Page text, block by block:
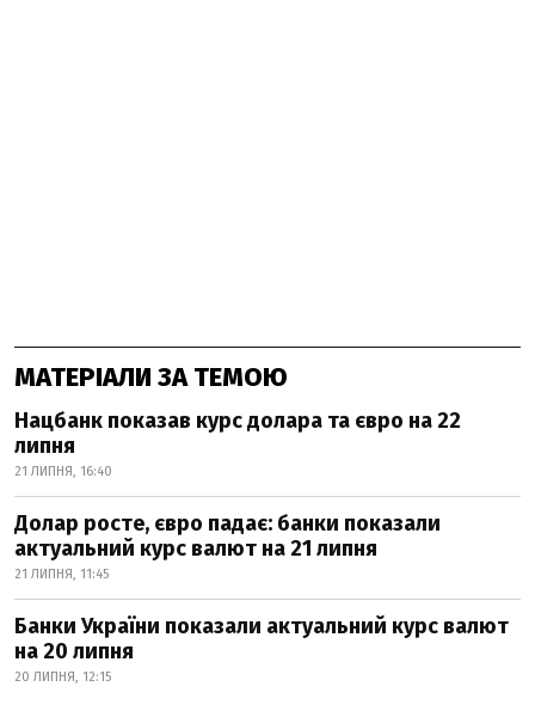
МАТЕРІАЛИ ЗА ТЕМОЮ
Нацбанк показав курс долара та євро на 22
липня
21 ЛИПНЯ, 16:40
Долар росте, євро падає: банки показали
актуальний курс валют на 21 липня
21 ЛИПНЯ, 11:45
Банки України показали актуальний курс валют
на 20 липня
20 ЛИПНЯ, 12:15